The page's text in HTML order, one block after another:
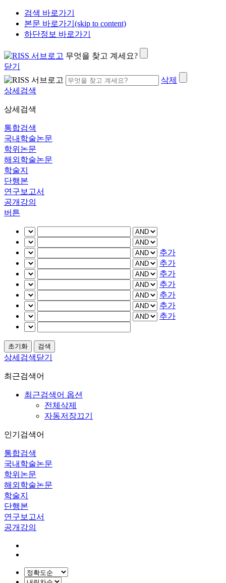
검색 바로가기
본문 바로가기(skip to content)
하단정보 바로가기
무엇을 찾고 계세요?
닫기
삭제
상세검색
상세검색
통합검색
국내학술논문
학위논문
해외학술논문
학술지
단행본
연구보고서
공개강의
버튼
추가
추가
추가
추가
추가
추가
추가
상세검색닫기
최근검색어
최근검색어 옵션
전체삭제
자동저장끄기
인기검색어
통합검색
국내학술논문
학위논문
해외학술논문
학술지
단행본
연구보고서
공개강의